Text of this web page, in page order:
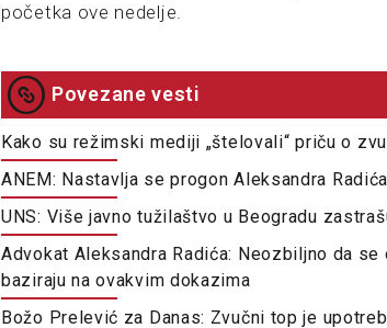
početka ove nedelje.
Povezane vesti
Kako su režimski mediji „štelovali“ priču o
ANEM: Nastavlja se progon Aleksandra Radića
UNS: Više javno tužilaštvo u Beogradu
Advokat Aleksandra Radića: Neozbiljno da
baziraju na ovakvim dokazima
Božo Prelević za Danas: Zvučni top je